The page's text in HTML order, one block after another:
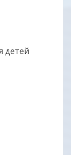
детей